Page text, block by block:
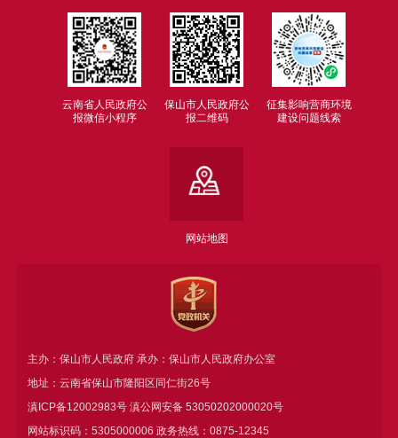
云南省人民政府公
报微信小程序
保山市人民政府公
报二维码
征集影响营商环境
建设问题线索
网站地图
主办：保山市人民政府 承办：保山市人民政府办公室
地址：云南省保山市隆阳区同仁街26号
滇ICP备12002983号滇公网安备 53050202000020号
网站标识码：5305000006 政务热线：0875-12345